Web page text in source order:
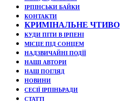
ІРПІНСЬКИ БАЙКИ
КОНТАКТИ
КРИМІНАЛЬНЕ ЧТИВО
КУДИ ПІТИ В ІРПЕНІ
МІСЦЕ ПІД СОНЦЕМ
НАДЗВИЧАЙНІ ПОДЇЇ
НАШІ АВТОРИ
НАШ ПОГЛЯД
НОВИНИ
СЕСІЇ ІРПІНЬРАДИ
СТАТТІ